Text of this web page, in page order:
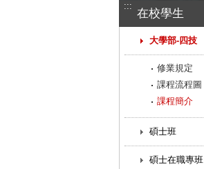
:::
在校學生
大學部-四技
修業規定
課程流程圖
課程簡介
碩士班
碩士在職專班